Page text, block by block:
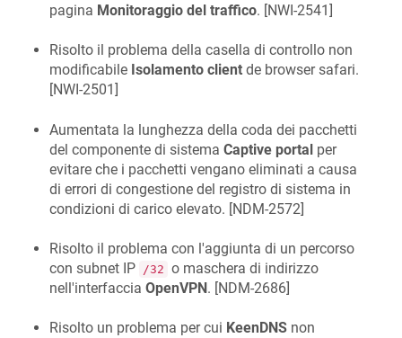
pagina Monitoraggio del traffico. [NWI-2541]
Risolto il problema della casella di controllo non
modificabile Isolamento client de browser safari.
[NWI-2501 ]
Aumentata la lunghezza della coda dei pacchetti
del componente di sistema Captive portal per
evitare che i pacchetti vengano eliminati a causa
di errori di congestione del registro di sistema in
condizioni di carico elevato. [NDM-2572]
Risolto il problema con l'aggiunta di un percorso
con subnet IP /32 o maschera di indirizzo
nell'interfaccia OpenVPN. [NDM-2686]
Risolto un problema per cui KeenDNS non